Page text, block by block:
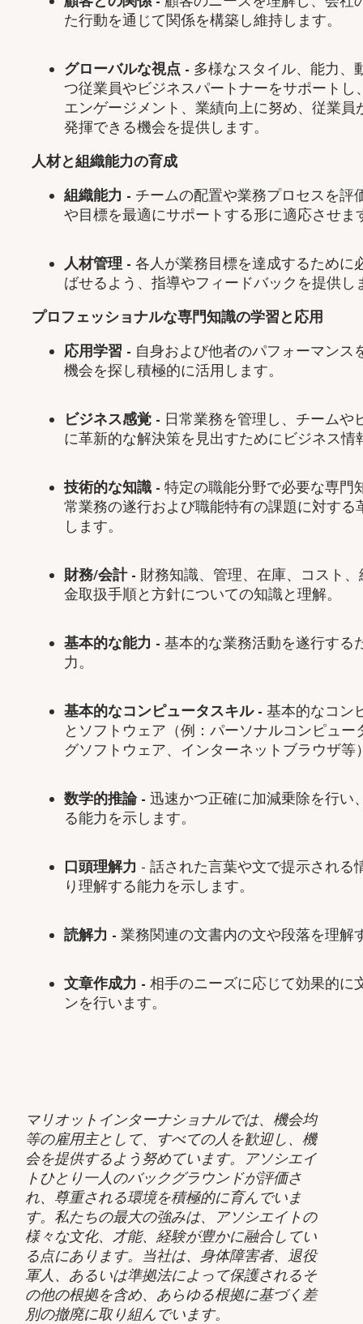
た行動を通じて関係を構築し維持します。
グローバルな視点 - 多様なスタイル、能力、
つ従業員やビジネスパートナーをサポートし
エンゲージメント、業績向上に努め、従業員
発揮できる機会を提供します。
人材と組織能力の育成
組織能力 - チームの配置や業務プロセスを評
や目標を最適にサポートする形に適応させま
人材管理 - 各人が業務目標を達成するために
ばせるよう、指導やフィードバックを提供し
プロフェッショナルな専門知識の学習と応用
応用学習 - 自身および他者のパフォーマンス
機会を探し積極的に活用します。
ビジネス感覚- 日常業務を管理し、チームや
に革新的な解決策を見出すためにビジネス情
技術的な知識- 特定の職能分野で必要な専門
常業務の遂行および職能特有の課題に対する
します。
財務/会計- 財務知識、管理、在庫、コスト
金取扱手順と方針についての知識と理解。
基本的な能力 - 基本的な業務活動を遂行する
力。
基本的なコンピュータスキル- 基本的なコン
とソフトウェア（例：パーソナルコンピュ
グソフトウェア、インターネットブラウザ等
数学的推論- 迅速かつ正確に加減乗除を行い
る能力を示します。
口頭理解力 - 話された言葉や文で提示される
り理解する能力を示します。
読解力 - 業務関連の文書内の文や段落を理解
文章作成力 - 相手のニーズに応じて効果的に
ンを行います。
マリオットインターナショナルでは、機会均
等の雇用主として、すべての人を歓迎し、機
会を提供するよう努めています。アソシエイ
トひとり一人のバックグラウンドが評価さ
れ、尊重される環境を積極的に育んでいま
す。私たちの最大の強みは、アソシエイトの
様々な文化、才能、経験が豊かに融合してい
る点にあります。当社は、身体障害者、退役
軍人、あるいは準拠法によって保護されるそ
の他の根拠を含め、あらゆる根拠に基づく差
別の撤廃に取り組んでいます。